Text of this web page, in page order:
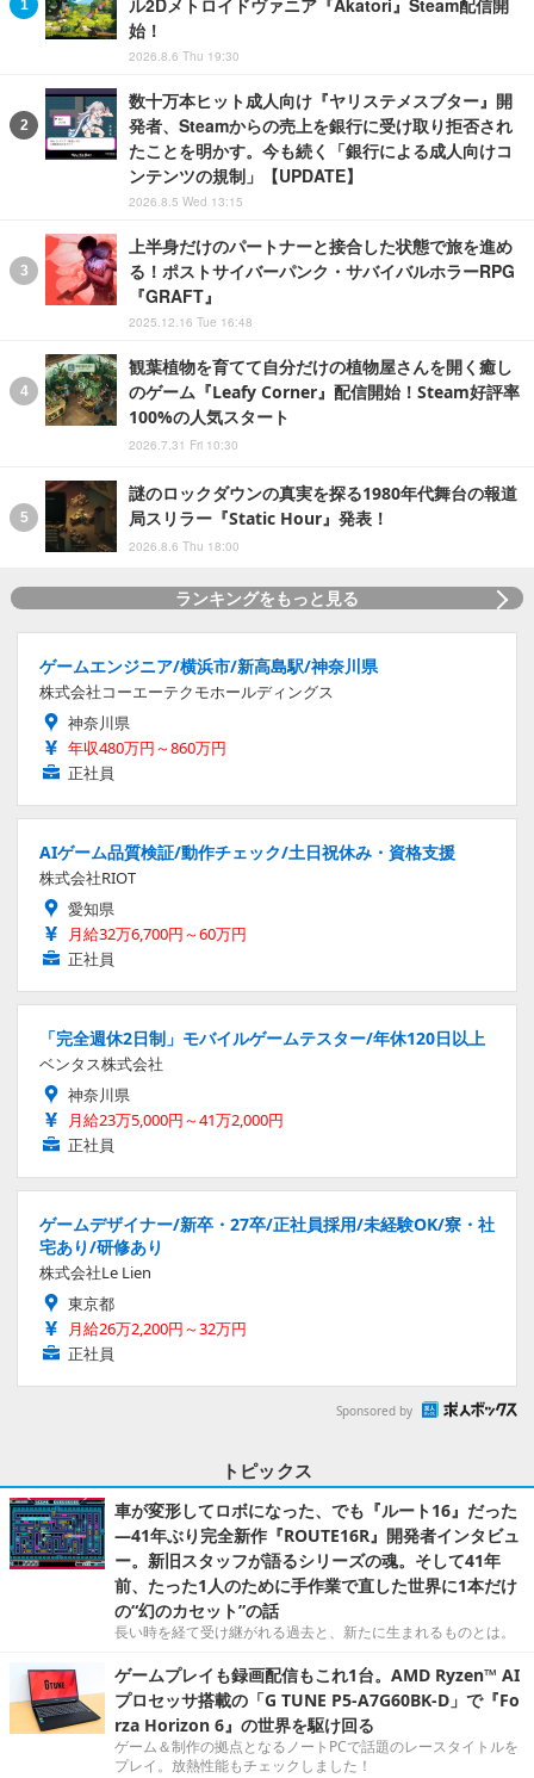
ル2Dメトロイドヴァニア『Akatori』Steam配信開
始！
2026.8.6 Thu 19:30
数十万本ヒット成人向け『ヤリステメスブター』開
発者、Steamからの売上を銀行に受け取り拒否され
たことを明かす。今も続く「銀行による成人向けコ
ンテンツの規制」【UPDATE】
2026.8.5 Wed 13:15
上半身だけのパートナーと接合した状態で旅を進め
る！ポストサイバーパンク・サバイバルホラーRPG
『GRAFT』
2025.12.16 Tue 16:48
観葉植物を育てて自分だけの植物屋さんを開く癒し
のゲーム『Leafy Corner』配信開始！Steam好評率
100%の人気スタート
2026.7.31 Fri 10:30
謎のロックダウンの真実を探る1980年代舞台の報道
局スリラー『Static Hour』発表！
2026.8.6 Thu 18:00
ランキングをもっと見る
ゲームエンジニア/横浜市/新高島駅/神奈川県
株式会社コーエーテクモホールディングス
神奈川県
年収480万円～860万円
正社員
AIゲーム品質検証/動作チェック/土日祝休み・資格支援
株式会社RIOT
愛知県
月給32万6,700円～60万円
正社員
「完全週休2日制」モバイルゲームテスター/年休120日以上
ベンタス株式会社
神奈川県
月給23万5,000円～41万2,000円
正社員
ゲームデザイナー/新卒・27卒/正社員採用/未経験OK/寮・社
宅あり/研修あり
株式会社Le Lien
東京都
月給26万2,200円～32万円
正社員
Sponsored by
トピックス
車が変形してロボになった、でも『ルート16』だった
―41年ぶり完全新作『ROUTE16R』開発者インタビュ
ー。新旧スタッフが語るシリーズの魂。そして41年
前、たった1人のために手作業で直した世界に1本だけ
の“幻のカセット”の話
長い時を経て受け継がれる過去と、新たに生まれるものとは。
ゲームプレイも録画配信もこれ1台。AMD Ryzen™ AI
プロセッサ搭載の「G TUNE P5-A7G60BK-D」で『Fo
rza Horizon 6』の世界を駆け回る
ゲーム＆制作の拠点となるノートPCで話題のレースタイトルを
プレイ。放熱性能もチェックしました！